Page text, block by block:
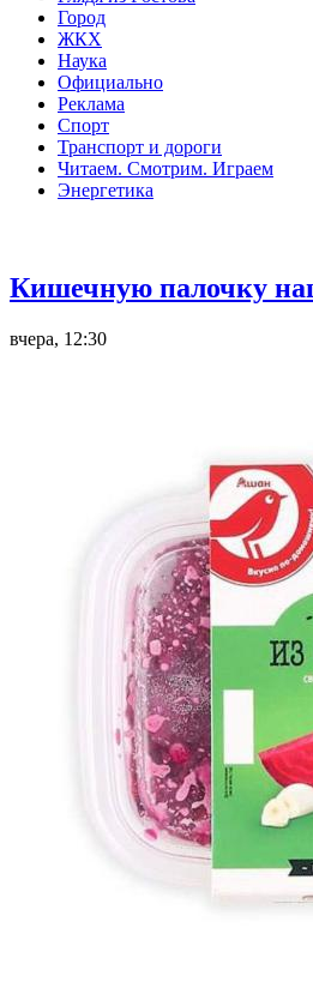
Город
ЖКХ
Наука
Официально
Реклама
Спорт
Транспорт и дороги
Читаем. Смотрим. Играем
Энергетика
Кишечную палочку
вчера, 12:30